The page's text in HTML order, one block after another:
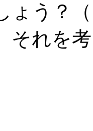
ょう？
それを